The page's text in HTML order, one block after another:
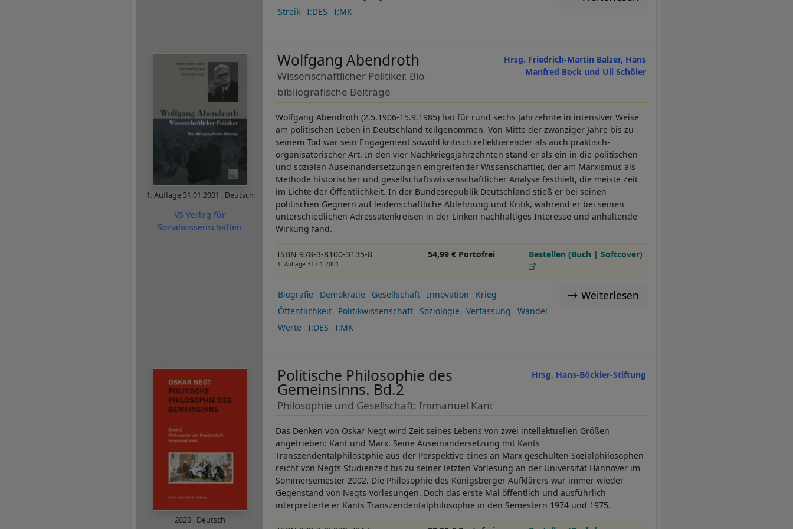
Streik
I:DES I:MK
1. Auflage 31.01.2001 , Deutsch
VS Verlag für
Sozialwissenschaften
Hrsg. Friedrich-Martin Balzer, Hans
Manfred Bock und Uli Schöler
Wolfgang Abendroth
Wissenschaftlicher Politiker. Bio-
bibliografische Beiträge
Wolfgang Abendroth (2.5.1906-15.9.1985) hat für rund sechs Jahrzehnte in intensiver Weise
am politischen Leben in Deutschland teilgenommen. Von Mitte der zwanziger Jahre bis zu
seinem Tod war sein Engagement sowohl kritisch reflektierender als auch praktisch-
organisatorischer Art. In den vier Nachkriegsjahrzehnten stand er als ein in die politischen
und sozialen Auseinandersetzungen eingreifender Wissenschaftler, der am Marxismus als
Methode historischer und gesellschaftswissenschaftlicher Analyse festhielt, die meiste Zeit
im Lichte der Öffentlichkeit. In der Bundesrepublik Deutschland stieß er bei seinen
politischen Gegnern auf leidenschaftliche Ablehnung und Kritik, während er bei seinen
unterschiedlichen Adressatenkreisen in der Linken nachhaltiges Interesse und anhaltende
Wirkung fand.
ISBN 978-3-8100-3135-8
1. Auflage 31.01.2001
54,99 € Portofrei Bestellen (Buch | Softcover)
Weiterlesen
Biografie Demokratie Gesellschaft Innovation
Krieg
Öffentlichkeit
Politikwissenschaft Soziologie Verfassung
Wandel
Werte
I:DES I:MK
2020 , Deutsch
Hrsg. Hans-Böckler-Stiftung
Politische Philosophie des
Gemeinsinns. Bd.2
Philosophie und Gesellschaft: Immanuel Kant
Das Denken von Oskar Negt wird Zeit seines Lebens von zwei intellektuellen Größen
angetrieben: Kant und Marx. Seine Auseinandersetzung mit Kants
Transzendentalphilosophie aus der Perspektive eines an Marx geschulten Sozialphilosophen
reicht von Negts Studienzeit bis zu seiner letzten Vorlesung an der Universität Hannover im
Sommersemester 2002. Die Philosophie des Königsberger Aufklärers war immer wieder
Gegenstand von Negts Vorlesungen. Doch das erste Mal öffentlich und ausführlich
interpretierte er Kants Transzendentalphilosophie in den Semestern 1974 und 1975.